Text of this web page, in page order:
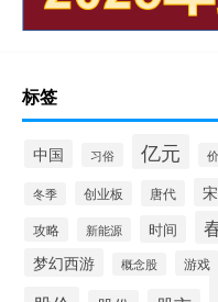
标签
中国 习俗 亿元
冬季 创业板 唐代
攻略 新能源 时间
梦幻西游 概念股 游戏